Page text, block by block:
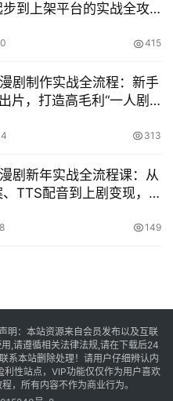
步到上架平台的实战全攻
415
剧制作实战全流程：新手
片，打造高毛利“一人剧
313
剧新年实战全流程课：从
TTS配音到上剧变现，
149
明：本站资源来自会员发布以及互联
,请遵循相关法律法规,请在下载后24
系本站删除处理！请用户仔细辨认内
性站点，VIP功能仅仅作为用户喜欢
，所有内容不作为商业行为。